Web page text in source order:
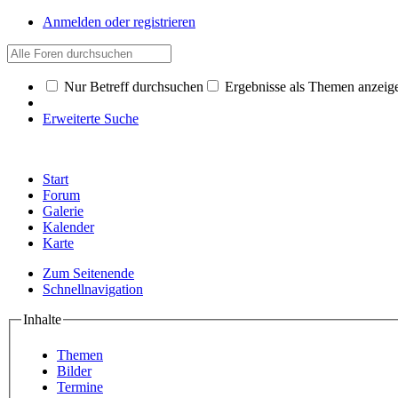
Anmelden oder registrieren
Nur Betreff durchsuchen Ergebnisse als Themen
Erweiterte Suche
Start
Forum
Galerie
Kalender
Karte
Zum Seitenende
Schnellnavigation
Inhalte
Themen
Bilder
Termine